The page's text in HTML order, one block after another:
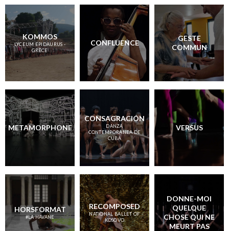
KOMMOS
LYCEUM EPIDAURUS -
GRÈCE
CONFLUENCE
GESTE
COMMUN
METAMORPHONE
CONSAGRACIÓN
DANZA
CONTEMPORÁNEA DE
CUBA
VERSUS
HORSFORMAT
#LA HAVANE
RECOMPOSED
NATIONAL BALLET OF
KOSOVO
DONNE-MOI
QUELQUE
CHOSE QUI NE
MEURT PAS